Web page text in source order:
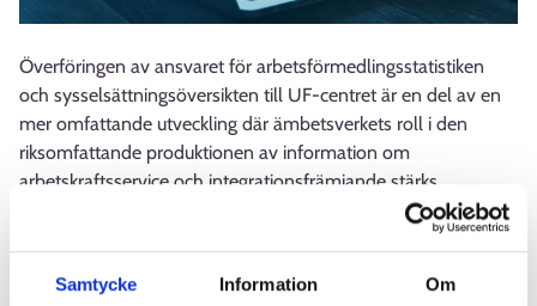
Samtycke Information Om
Överföringen av ansvaret för arbetsförmedlingsstatistiken
och sysselsättningsöversikten till UF-centret är en del av en
mer omfattande utveckling där ämbetsverkets roll i den
riksomfattande produktionen av information om
arbetskraftsservice och integrationsfrämjande stärks.
Bakgrunden till detta är AN24-reformen, som överförde
med ingången av 2025. UF-centrets roll och uppgifter